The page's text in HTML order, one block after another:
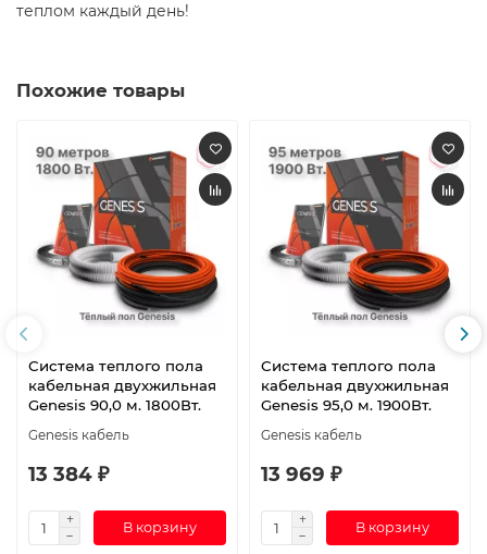
теплом каждый день!
Похожие товары
Система теплого пола
кабельная двухжильная
Genesis 90,0 м. 1800Вт.
Genesis кабель
13 384 ₽
В корзину
Система теплого пола
кабельная двухжильная
Genesis 95,0 м. 1900Вт.
Genesis кабель
13 969 ₽
В корзину